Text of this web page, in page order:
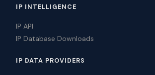
IP INTELLIGENCE
IP API
IP Database Downloads
IP DATA PROVIDERS